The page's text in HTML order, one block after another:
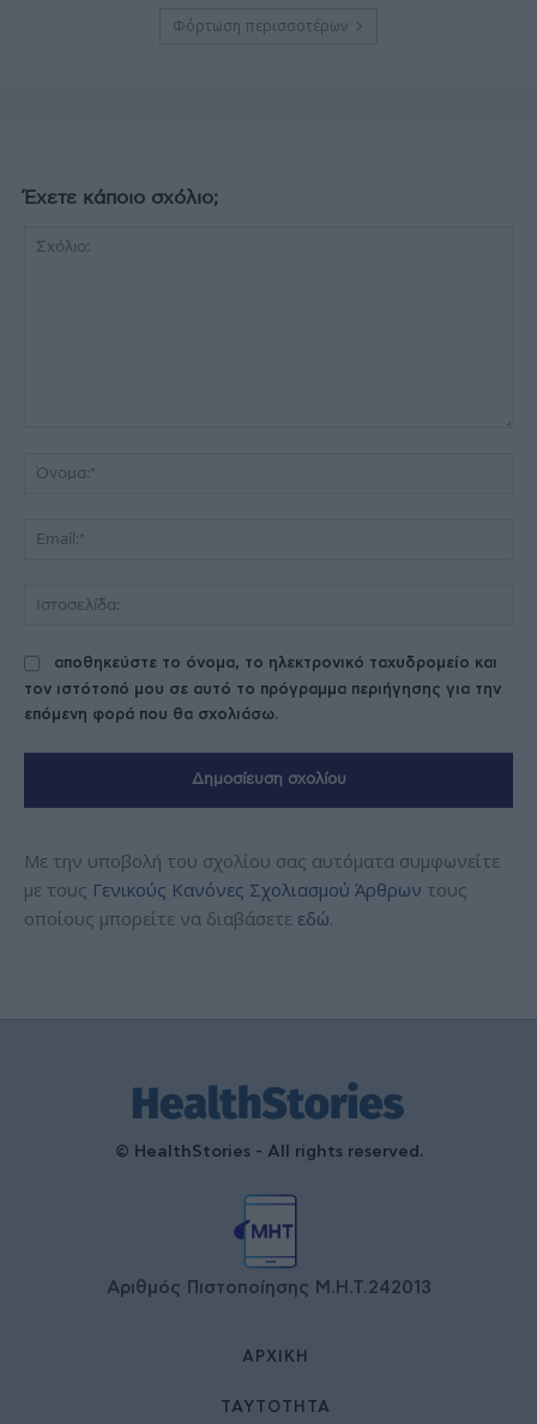
Φόρτωση περισσοτέρων
Έχετε κάποιο σχόλιο;
αποθηκεύστε το όνομα, το ηλεκτρονικό ταχυδρομείο και
τον ιστότοπό μου σε αυτό το πρόγραμμα περιήγησης για την
επόμενη φορά που θα σχολιάσω.
Με την υποβολή του σχολίου σας αυτόματα συμφωνείτε
με τους Γενικούς Κανόνες Σχολιασμού Άρθρων τους
οποίους μπορείτε να διαβάσετε εδώ.
© HealthStories - All rights reserved.
Αριθμός Πιστοποίησης Μ.Η.Τ.242013
ΑΡΧΙΚΉ
ΤΑΥΤΌΤΗΤΑ